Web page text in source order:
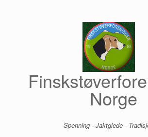
Norge
Spenning - Jaktglede -